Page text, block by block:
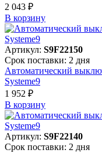
2 043 ₽
В корзинy
Артикул: S9F22150
Срок поставки: 2 дня
Автоматический
Systeme9
1 952 ₽
В корзинy
Артикул: S9F22140
Срок поставки: 2 дня